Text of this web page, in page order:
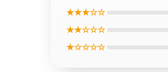
★★★☆☆
★★☆☆☆
★☆☆☆☆